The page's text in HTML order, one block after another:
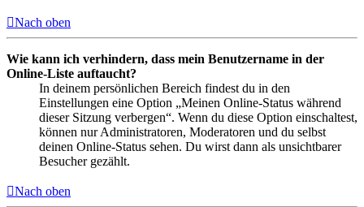
Nach oben
Wie kann ich verhindern, dass mein Benutzername in der
Online-Liste auftaucht?
In deinem persönlichen Bereich findest du in den
Einstellungen eine Option „Meinen Online-Status während
dieser Sitzung verbergen“. Wenn du diese Option einschaltest,
können nur Administratoren, Moderatoren und du selbst
deinen Online-Status sehen. Du wirst dann als unsichtbarer
Besucher gezählt.
Nach oben